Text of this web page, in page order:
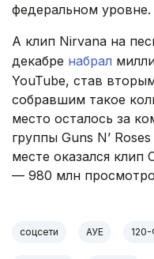
федеральном уровне.
А клип Nirvana на
декабре набрал
YouTube, став
собравшим такое
место осталось за
группы Guns N’
месте оказался клип
— 980 млн
соцсети АУЕ